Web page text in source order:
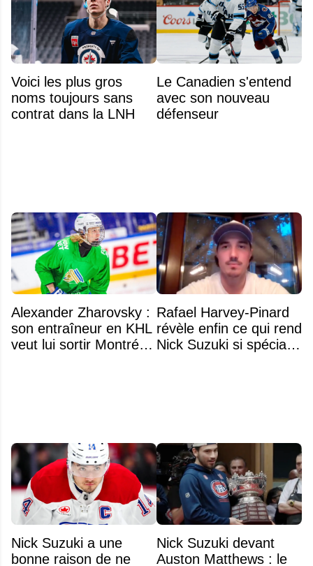
Voici les plus gros
noms toujours sans
contrat dans la LNH
Le Canadien s'entend
avec son nouveau
défenseur
Alexander Zharovsky :
son entraîneur en KHL
veut lui sortir Montréal
Rafael Harvey-Pinard
révèle enfin ce qui rend
Nick Suzuki si spécial
Nick Suzuki a une
bonne raison de ne
Nick Suzuki devant
Auston Matthews : le